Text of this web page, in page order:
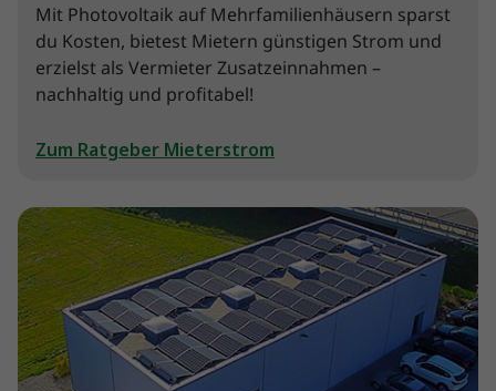
Mit Photovoltaik auf Mehrfamilienhäusern sparst
du Kosten, bietest Mietern günstigen Strom und
erzielst als Vermieter Zusatzeinnahmen –
nachhaltig und profitabel!
Zum Ratgeber Mieterstrom